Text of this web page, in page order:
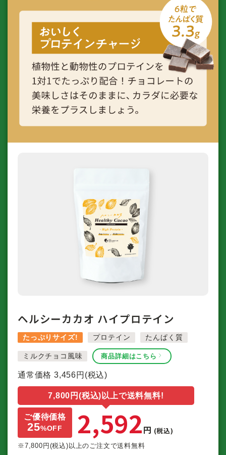
ヘルシーカカオ ハイプロテイン
たっぷりサイズ! プロテイン たんぱく質
ミルクチョコ風味 商品詳細はこちら
通常価格 3,456円(税込)
7,800円(税込)以上で送料無料!
ご優待価格
25%OFF 2,592円 (税込)
※7,800円(税込)以上のご注文で送料無料